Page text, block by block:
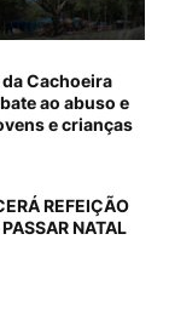
Cachoeira
ao abuso e
e crianças
REFEIÇÃO
NATAL